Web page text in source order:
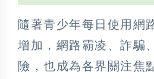
隨著青少年每日使用網
增加，網路霸凌、詐騙
險，也成為各界關注焦